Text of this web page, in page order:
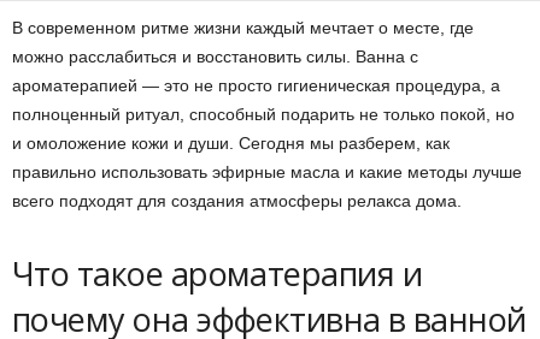
В современном ритме жизни каждый мечтает о месте, где
можно расслабиться и восстановить силы. Ванна с
ароматерапией — это не просто гигиеническая процедура, а
полноценный ритуал, способный подарить не только покой, но
и омоложение кожи и души. Сегодня мы разберем, как
правильно использовать эфирные масла и какие методы лучше
всего подходят для создания атмосферы релакса дома.
Что такое ароматерапия и
почему она эффективна в ванной